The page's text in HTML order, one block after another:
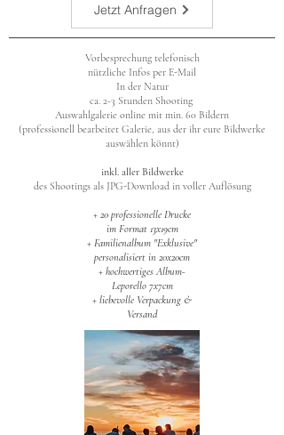
Jetzt Anfragen
Vorbesprechung telefonisch
nützliche Infos per E-Mail
In der Natur
ca. 2-3 Stunden Shooting
Auswahlgalerie online mit min. 60 Bildern
(professionell bearbeitet Galerie, aus der ihr eure Bildwerke
auswählen könnt)
inkl. aller Bildwerke
des Shootings als JPG-Download in voller Auflösung
+ 20 professionelle Drucke
im Format 13x19cm
+ Familienalbum "Exklusive"
personalisiert in 20x20cm
+ hochwertiges Album-
Leporello 7x7cm
+ liebevolle Verpackung &
Versand